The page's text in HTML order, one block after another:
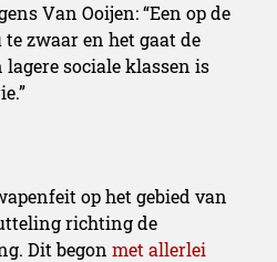
Van Ooijen: “Een op de
zwaar en het gaat de
sociale klassen is
op het gebied van
richting de
Dit begon met allerlei